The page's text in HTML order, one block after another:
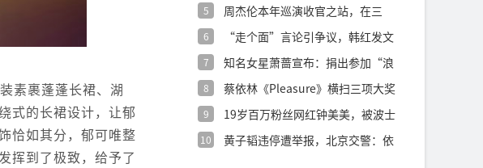
素裹蓬蓬长裙、湖
式的长裙设计，让郁
恰如其分，郁可唯整
挥到了极致，给予了
5
周杰伦本年巡演收官之站，在三
6
“走个面”言论引争议，韩红发文
7
知名女星萧蔷宣布：捐出参加“浪
8 蔡依林《Pleasure》横扫三项大奖
9
19岁百万粉丝网红钟美美，被波士
10
黄子韬违停遭举报，北京交警：依